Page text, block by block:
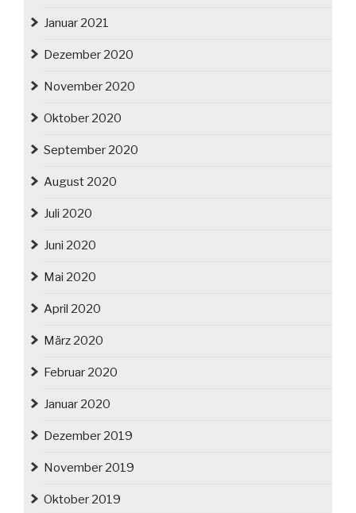
Januar 2021
Dezember 2020
November 2020
Oktober 2020
September 2020
August 2020
Juli 2020
Juni 2020
Mai 2020
April 2020
März 2020
Februar 2020
Januar 2020
Dezember 2019
November 2019
Oktober 2019